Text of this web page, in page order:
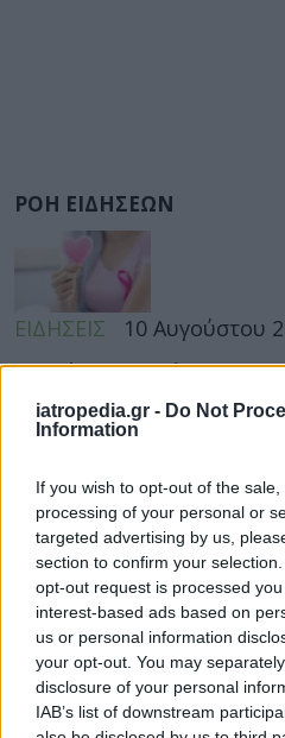
iatropedia.gr - Do Not
Information
If you wish to opt-out of the
processing of your personal or
targeted advertising by us,
section to confirm your
opt-out request is processed
interest-based ads based on
us or personal information
your opt-out. You may
disclosure of your personal
IAB’s list of downstream
ΡΟΗ ΕΙΔΗΣΕΩΝ
ΕΙΔΗΣΕΙΣ 10 Αυγούστου
«Δικαίωμα στη Λήθη» για τα
καρκίνου στην Ελλάδα – Τι
ΥΓΕΙΑ 10 Αυγούστου 2026
Μπορεί η vegan διατροφή
βιολογική γήρανση; Τι
ΥΓΕΙΑ 10 Αυγούστου 2026